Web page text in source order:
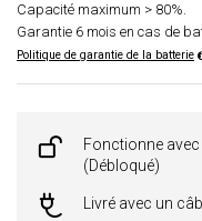
Capacité maximum > 80%.
Garantie 6 mois en cas de
Politique de garantie de la batterie
Fonctionne
(Débloqué)
Livré avec un